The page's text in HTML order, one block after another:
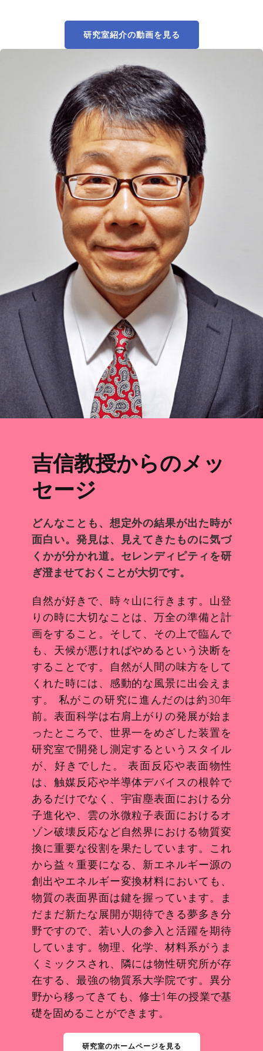
研究室紹介の動画を見る
吉信教授からのメッ
セージ
どんなことも、想定外の結果が出た時が
面白い。発見は、見えてきたものに気づ
くかが分かれ道。セレンディピティを研
ぎ澄ませておくことが大切です。
自然が好きで、時々山に行きます。山登
りの時に大切なことは、万全の準備と計
画をすること。そして、その上で臨んで
も、天候が悪ければやめるという決断を
することです。自然が人間の味方をして
くれた時には、感動的な風景に出会えま
す。 私がこの研究に進んだのは約30年
前。表面科学は右肩上がりの発展が始ま
ったところで、世界一をめざした装置を
研究室で開発し測定するというスタイル
が、好きでした。 表面反応や表面物性
は、触媒反応や半導体デバイスの根幹で
あるだけでなく、宇宙塵表面における分
子進化や、雲の氷微粒子表面におけるオ
ゾン破壊反応など自然界における物質変
換に重要な役割を果たしています。これ
から益々重要になる、新エネルギー源の
創出やエネルギー変換材料においても、
物質の表面界面は鍵を握っています。ま
だまだ新たな展開が期待できる夢多き分
野ですので、若い人の参入と活躍を期待
しています。物理、化学、材料系がうま
くミックスされ、隣には物性研究所が存
在する、最強の物質系大学院です。異分
野から移ってきても、修士1年の授業で基
礎を固めることができます。
研究室のホームページを見る